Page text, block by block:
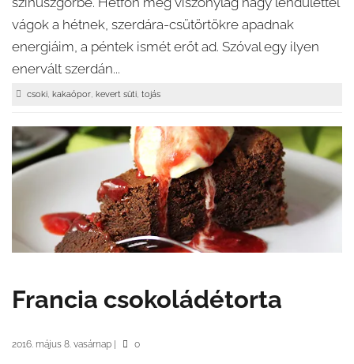
vágok a hétnek, szerdára-csütörtökre apadnak
energiáim, a péntek ismét erőt ad. Szóval egy ilyen
enervált szerdán...
csoki, kakaópor, kevert süti, tojás
Francia csokoládétorta
2016. május 8. vasárnap 0